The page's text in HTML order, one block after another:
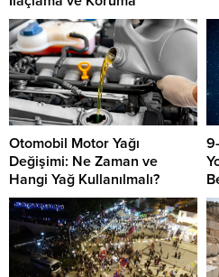
Otomobil Motor Yağı
Değişimi: Ne Zaman ve
Hangi Yağ Kullanılmalı?